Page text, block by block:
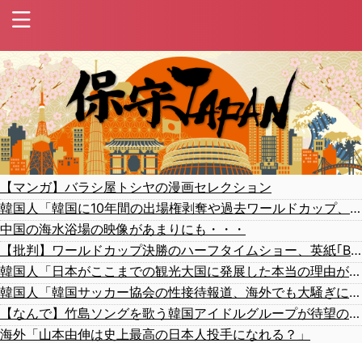
【マンガ】バラシ屋トシヤの漫画セレクション
韓国人「韓国に10年間の出場権剥奪や過去ワールドカップ、オリンピック予選の記録削除を要求するFIFA公式制裁を海外メディアが報道！」
中国の海水浴場の映像があまりにも・・・
【批判】ワールドカップ決勝のハーフタイムショー、英紙｢BTSが出てきて悪夢かと思った｣
韓国人「日本がここまでの観光大国に発展した本当の理由がこちら…」→「昔から日本は愛されてた…（ﾌﾞﾙﾌﾞﾙ」＝韓国の反応
韓国人「韓国サッカー協会の性接待報道、海外でも大騒ぎに・・・2002年W杯4強の記録取り消しの声も」→「マジで国の恥だ」「2002年まで疑う価値がある」「国民や国が築いた国格をサッカー選手が足で蹴り飛ばすね」
【なんで】竹島ソングを歌う韓国アイドルグループが待望の日本デビュー
海外「山本由伸は史上最高の日本人投手になれる？」